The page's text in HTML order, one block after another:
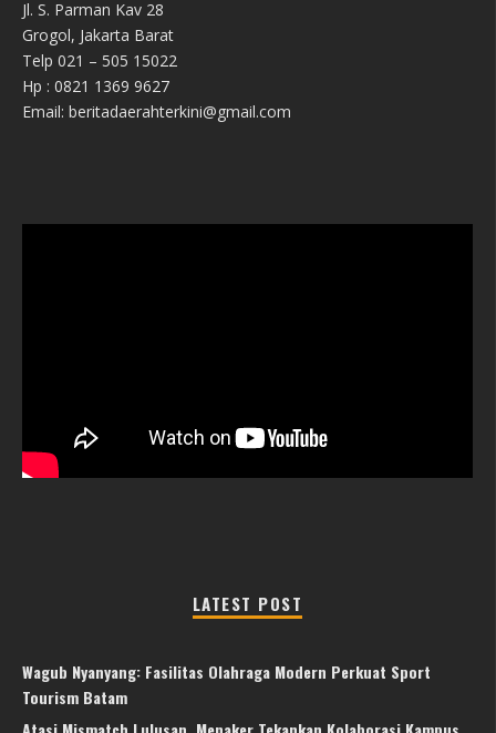
Jl. S. Parman Kav 28
Grogol, Jakarta Barat
Telp 021 – 505 15022
Hp : 0821 1369 9627
Email: beritadaerahterkini@gmail.com
LATEST POST
Wagub Nyanyang: Fasilitas Olahraga Modern Perkuat Sport
Tourism Batam